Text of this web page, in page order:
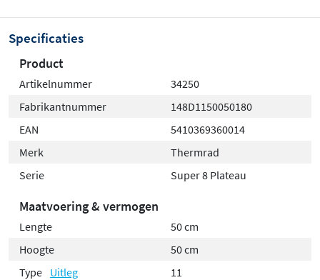
Specificaties
Product
Artikelnummer
34250
Fabrikantnummer
148D1150050180
EAN
5410369360014
Merk
Thermrad
Serie
Super 8 Plateau
Maatvoering & vermogen
Lengte
50 cm
Hoogte
50 cm
Type Uitleg
11